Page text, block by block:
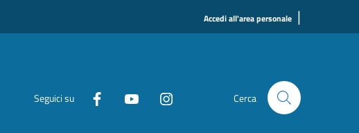
Accedi all'area personale |
Seguici su Cerca